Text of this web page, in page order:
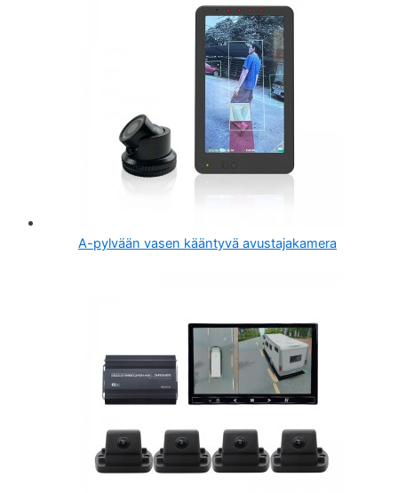
A-pylvään vasen kääntyvä avustajakamera